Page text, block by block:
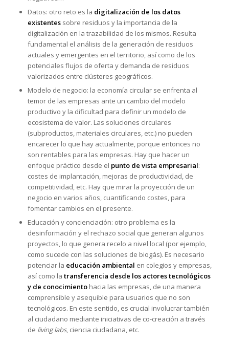
Datos: otro reto es la digitalización de los datos
existentessobre residuos y la importancia de la
digitalización en la trazabilidad de los mismos. Resulta
fundamental el análisis de la generación de residuos
actuales y emergentes en el territorio, así como de los
potenciales flujos de oferta y demanda de residuos
valorizados entre clústeres geográficos.
Modelo de negocio: la economía circular se enfrenta al
temor de las empresas ante un cambio del modelo
productivo y la dificultad para definir un modelo de
ecosistema de valor. Las soluciones circulares
(subproductos, materiales circulares, etc.) no pueden
encarecer lo que hay actualmente, porque entonces no
son rentables para las empresas. Hay que hacer un
enfoque práctico desde el punto de vista empresarial:
costes de implantación, mejoras de productividad, de
competitividad, etc. Hay que mirar la proyección de un
negocio en varios años, cuantificando costes, para
fomentar cambios en el presente.
Educación y concienciación: otro problema es la
desinformación y el rechazo social que generan algunos
proyectos, lo que genera recelo a nivel local (por ejemplo,
como sucede con las soluciones de biogás). Es necesario
potenciar la educación ambiental en colegios y empresas,
así como la transferencia desde los actores tecnológicos
y de conocimientohacia las empresas, de una manera
comprensible y asequible para usuarios que no son
tecnológicos. En este sentido, es crucial involucrar también
al ciudadano mediante iniciativas de co-creación a través
de living labs, ciencia ciudadana, etc.